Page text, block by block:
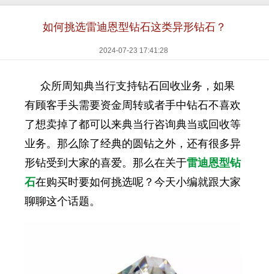
如何挑选雷迪恩型钻石这类异形钻石？
2024-07-23 17:41:28
众所周知典当行支持钻石回收业务，如果
有顾客手头需要资金周转或者手中钻石不喜欢
了想卖掉了都可以来典当行咨询典当或回收等
业务。那么除了经典的圆钻之外，还有很多异
形钻受到大家的喜爱。那么在关于雷迪恩型钻
石在购买时要如何挑选呢？今天小编就跟大家
聊聊这个话题。